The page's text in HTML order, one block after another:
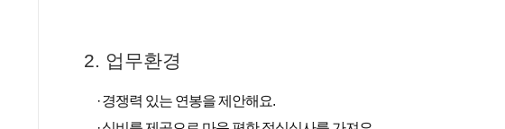
2. 업무환경
경쟁력 있는 연봉을 제안해요.